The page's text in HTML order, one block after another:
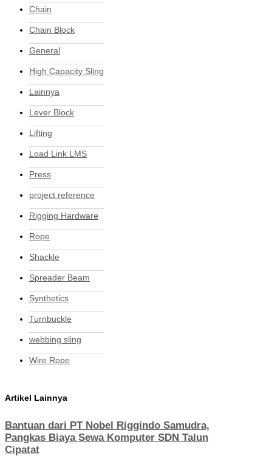
Chain
Chain Block
General
High Capacity Sling
Lainnya
Lever Block
Lifting
Load Link LMS
Press
project reference
Rigging Hardware
Rope
Shackle
Spreader Beam
Synthetics
Turnbuckle
webbing sling
Wire Rope
Artikel Lainnya
Bantuan dari PT Nobel Riggindo Samudra,
Pangkas Biaya Sewa Komputer SDN Talun
Cipatat